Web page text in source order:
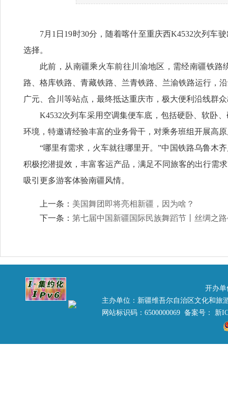
7月1日19时30分，随着喀什至重庆西K4532次列车
选择。
此前，从南疆乘火车前往川渝地区，需经南疆铁
路、格库铁路、青藏铁路、兰青铁路、兰渝铁路运行，
广元、合川等站点，最终抵达重庆市，极大便利沿线群
K4532次列车采用空调集便车底，包括硬卧、软卧
环境，特邀请经验丰富的业务骨干，对乘务班组开展高
“哪里有需求，火车就往哪里开。”中国铁路乌鲁木
积极挖潜提效，丰富客运产品，满足不同旅客的出行需
吸引更多游客体验南疆风情。
上一条： 美国舞团即将亮相新疆，因为啥？
下一条： 第七届中国新疆国际民族舞蹈节丨丝绸之
开办单
主办单位：新疆维吾尔自治区文化和
网站标识码：6500000069 备案号： 新